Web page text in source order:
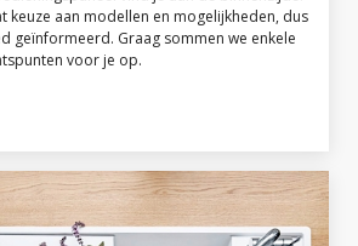
keuze aan modellen en mogelijkheden, dus
geïnformeerd. Graag sommen we enkele
voor je op.